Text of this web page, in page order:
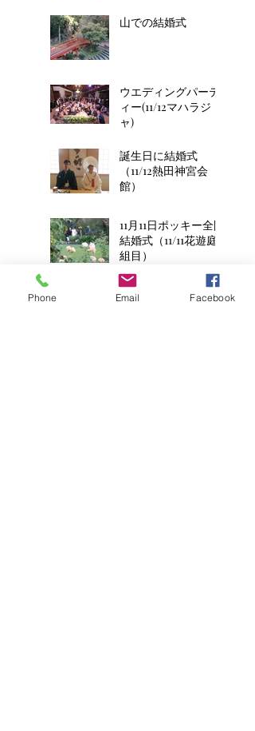
山での結婚式
ウエディングパーテ
ィー(11/12マハラジ
ャ)
誕生日に結婚式
（11/12熱田神宮会
館）
11月11日ポッキー全開
結婚式（11/11花遊庭2
組目）
平成8年生まれの2人
Phone Email Facebook